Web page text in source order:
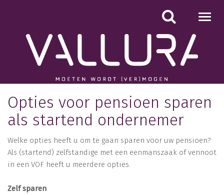
Opties voor pensioen sparen
als startend ondernemer
Welke opties heeft u om te gaan sparen voor uw pensioen?
Als (startend) zelfstandige met een eenmanszaak of vennoot
in een VOF heeft u meerdere opties.
Zelf sparen